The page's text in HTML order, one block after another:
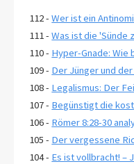
112 -Wer ist ein
111 -Was ist die 'Sünde
110 - Hyper-Gnade: Wie
109 - Der Jünger und
108 - Legalismus: Der
107 - Begünstigt die
106 - Römer 8:28-30
105 - Der vergessene
104 - Es ist vollbracht! –